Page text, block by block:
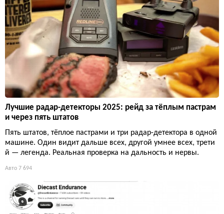
Лучшие радар-детекторы 2025: рейд за тёплым пастрам
и через пять штатов
Пять штатов, тёплое пастрами и три радар-детектора в одной
машине. Один видит дальше всех, другой умнее всех, трети
й — легенда. Реальная проверка на дальность и нервы.
Авто 7 694